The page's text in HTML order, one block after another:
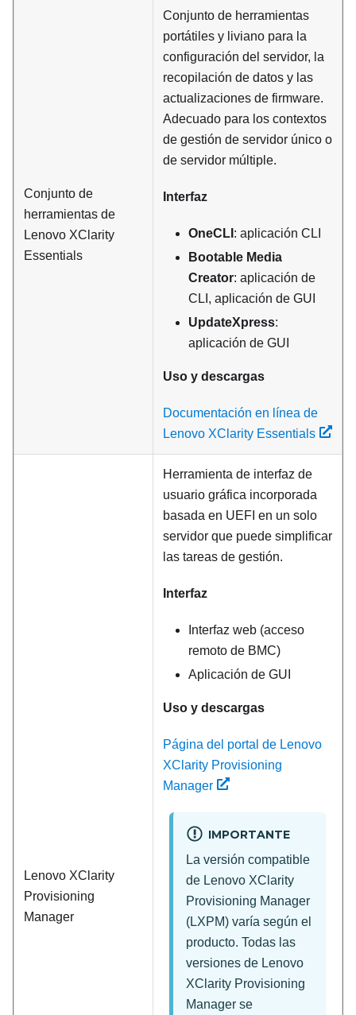
Conjunto de
herramientas de
Lenovo XClarity
Essentials
Conjunto de herramientas
portátiles y liviano para la
configuración del servidor, la
recopilación de datos y las
actualizaciones de firmware.
Adecuado para los contextos
de gestión de servidor único o
de servidor múltiple.
Interfaz
OneCLI : aplicación CLI
Bootable Media
Creator: aplicación de
CLI, aplicación de GUI
UpdateXpress:
aplicación de GUI
Uso y descargas
Documentación en línea de
Lenovo XClarity Essentials
Lenovo XClarity
Provisioning
Manager
Herramienta de interfaz de
usuario gráfica incorporada
basada en UEFI en un solo
servidor que puede simplificar
las tareas de gestión.
Interfaz
Interfaz web (acceso
remoto de BMC)
Aplicación de GUI
Uso y descargas
Página del portal de Lenovo
XClarity Provisioning
Manager
IMPORTANTE
La versión compatible
de Lenovo XClarity
Provisioning Manager
(LXPM) varía según el
producto. Todas las
versiones de Lenovo
XClarity Provisioning
Manager se